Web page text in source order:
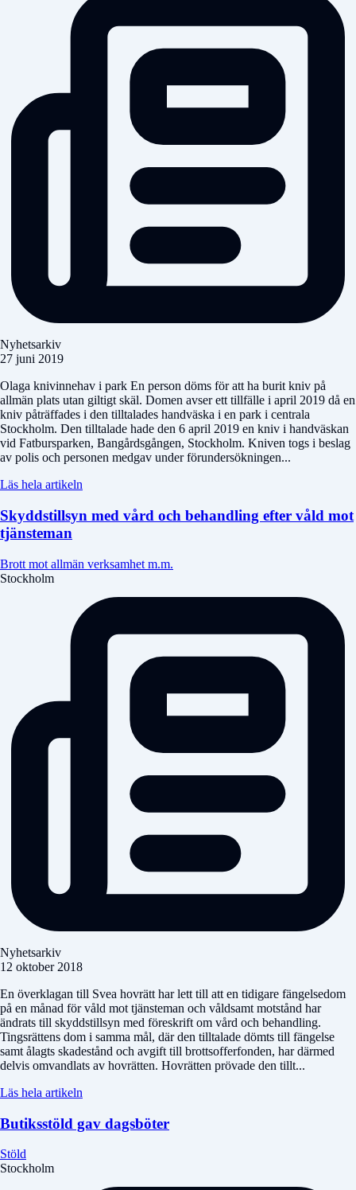
Nyhetsarkiv
27 juni 2019
Olaga knivinnehav i park En person döms för att ha burit kniv på
allmän plats utan giltigt skäl. Domen avser ett tillfälle i april 2019 då en
kniv påträffades i den tilltalades handväska i en park i centrala
Stockholm. Den tilltalade hade den 6 april 2019 en kniv i handväskan
vid Fatbursparken, Bangårdsgången, Stockholm. Kniven togs i beslag
av polis och personen medgav under förundersökningen...
Läs hela artikeln
Skyddstillsyn med vård och behandling efter våld mot
tjänsteman
Brott mot allmän verksamhet m.m.
Stockholm
Nyhetsarkiv
12 oktober 2018
En överklagan till Svea hovrätt har lett till att en tidigare fängelsedom
på en månad för våld mot tjänsteman och våldsamt motstånd har
ändrats till skyddstillsyn med föreskrift om vård och behandling.
Tingsrättens dom i samma mål, där den tilltalade dömts till fängelse
samt ålagts skadestånd och avgift till brottsofferfonden, har därmed
delvis omvandlats av hovrätten. Hovrätten prövade den tillt...
Läs hela artikeln
Butiksstöld gav dagsböter
Stöld
Stockholm